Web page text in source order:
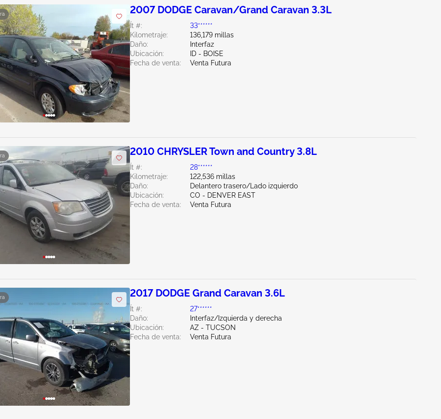
2007 DODGE Caravan/Grand Caravan 3.3L
Ít #:
33******
Kilometraje:
136,179 millas
Daño:
Interfaz
Ubicación:
ID - BOISE
Fecha de venta:
Venta Futura
2010 CHRYSLER Town and Country 3.8L
Ít #:
28******
Kilometraje:
122,536 millas
Daño:
Delantero trasero/Lado izquierdo
Ubicación:
CO - DENVER EAST
Fecha de venta:
Venta Futura
2017 DODGE Grand Caravan 3.6L
Ít #:
27******
Daño:
Interfaz/Izquierda y derecha
Ubicación:
AZ - TUCSON
Fecha de venta:
Venta Futura